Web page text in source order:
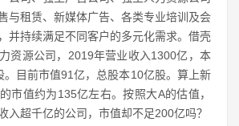
与租赁、新媒体广告、各类专业培训及会
并持续满足不同客户的多元化需求。借壳
资源公司，2019年营业收入1300亿，本
。目前市值91亿，总股本10亿股。算上新
市值约为135亿左右。按照大A的估值，
入超千亿的公司，市值却不足200亿吗？